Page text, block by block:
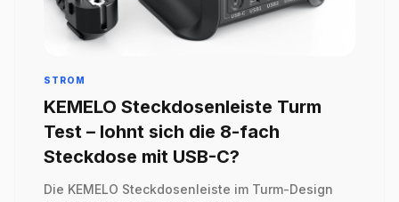
STROM
KEMELO Steckdosenleiste Turm
Test – lohnt sich die 8-fach
Steckdose mit USB-C?
Die KEMELO Steckdosenleiste im Turm-Design